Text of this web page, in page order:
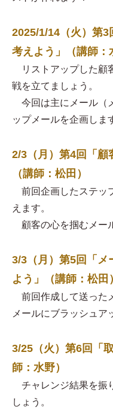
2025/1/14（火）第3
考えよう」（講師：
リストアップした顧
戦を立てましょう。
今回は主にメール（
ップメールを企画しま
2/3（月）第4回「顧
（講師：松田）
前回企画したステッ
えます。
顧客の心を掴むメー
3/3（月）第5回「メ
よう」（講師：松田）
前回作成して送った
メールにブラッシュア
3/25（火）第6回「
師：水野）
チャレンジ結果を振
しょう。